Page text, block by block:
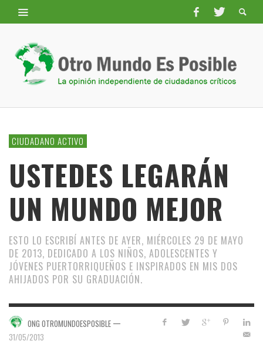
CIUDADANO ACTIVO
USTEDES LEGARÁN
UN MUNDO MEJOR
ESTO LO ESCRIBÍ ANTES DE AYER, MIÉRCOLES 29 DE MAYO
DE 2013, DEDICADO A LOS NIÑOS, ADOLESCENTES Y
JÓVENES PUERTORRIQUEÑOS E INSPIRADOS EN MIS DOS
AHIJADOS POR SU GRADUACIÓN.
ONG OTROMUNDOESPOSIBLE —
31/05/2013